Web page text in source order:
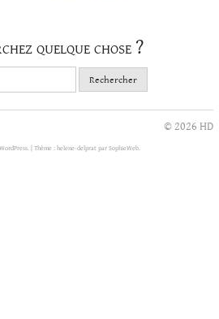
quelque chose ?
© 2026 HD
Thème : helene-delprat par SophieWeb.